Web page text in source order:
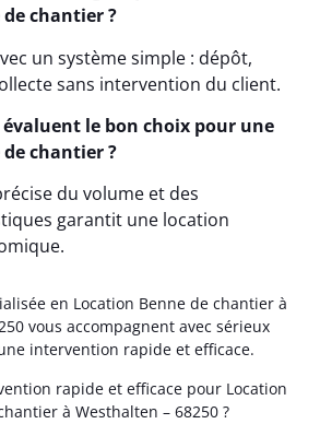
chantier ?
un système simple : dépôt,
sans intervention du client.
le bon choix pour une
chantier ?
du volume et des
garantit une location
en Location Benne de chantier à
vous accompagnent avec sérieux
intervention rapide et efficace.
rapide et efficace pour Location
à Westhalten – 68250 ?